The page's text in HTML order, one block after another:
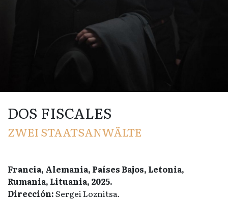
DOS FISCALES
ZWEI STAATSANWÄLTE
Francia, Alemania, Países Bajos, Letonia,
Rumania, Lituania, 2025.
Dirección:Sergei Loznitsa.